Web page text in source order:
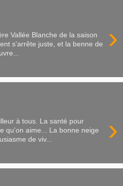
›
Vallée Blanche de la saison
s'arrête juste, et la benne de
›
à tous. La santé pour
qu'on aime... La bonne neige
de viv...